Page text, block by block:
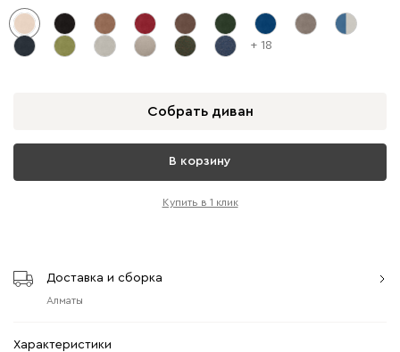
+ 18
Собрать диван
В корзину
Купить в 1 клик
Доставка и сборка
Алматы
Характеристики